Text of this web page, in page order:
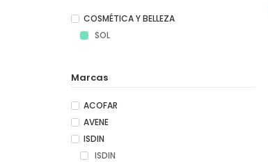
COSMÉTICA Y BELLEZA
SOL
Marcas
ACOFAR
AVENE
ISDIN
ISDIN